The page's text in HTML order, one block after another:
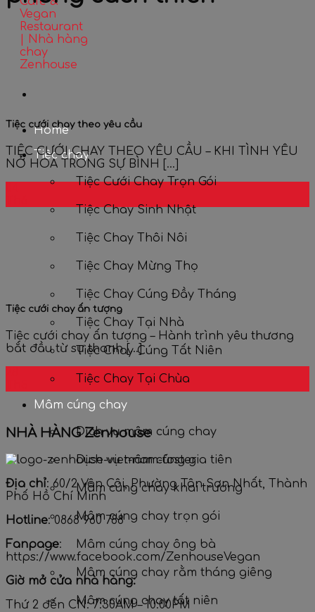
Home
Tiệc chay
Tiệc Cưới Chay Trọn Gói
Tiệc Chay Sinh Nhật
Tiệc Chay Thôi Nôi
Tiệc Chay Mừng Thọ
Tiệc Chay Cúng Đầy Tháng
Tiệc Chay Tại Nhà
Tiệc Chay Cúng Tất Niên
Tiệc Chay Tại Chùa
Mâm cúng chay
Dịch vụ mâm cúng chay
Dịch vụ mâm cúng gia tiên
Mâm cúng chay khai trương
Mâm cúng chay trọn gói
Mâm cúng chay ông bà
Mâm cúng chay rằm tháng giêng
Mâm cúng chay tất niên
Tiệc cưới chay theo yêu cầu
TIỆC CƯỚI CHAY THEO YÊU CẦU – KHI TÌNH YÊU
NỞ HOA TRONG SỰ BÌNH [...]
Tiệc cưới chay ấn tượng
Tiệc cưới chay ấn tượng – Hành trình yêu thương
bắt đầu từ sự thanh [...]
NHÀ HÀNG Zenhouse
Địa chỉ: 60/2 Vân Côi, Phường Tân Sơn Nhất, Thành
Phố Hồ Chí Minh
Hotline: 0868 960 788
Fanpage:
https://www.facebook.com/ZenhouseVegan
Giờ mở cửa nhà hàng:
Thứ 2 đến CN: 7:30AM – 10:00PM